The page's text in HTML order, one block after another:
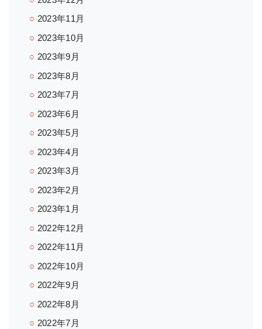
2023年11月
2023年10月
2023年9月
2023年8月
2023年7月
2023年6月
2023年5月
2023年4月
2023年3月
2023年2月
2023年1月
2022年12月
2022年11月
2022年10月
2022年9月
2022年8月
2022年7月